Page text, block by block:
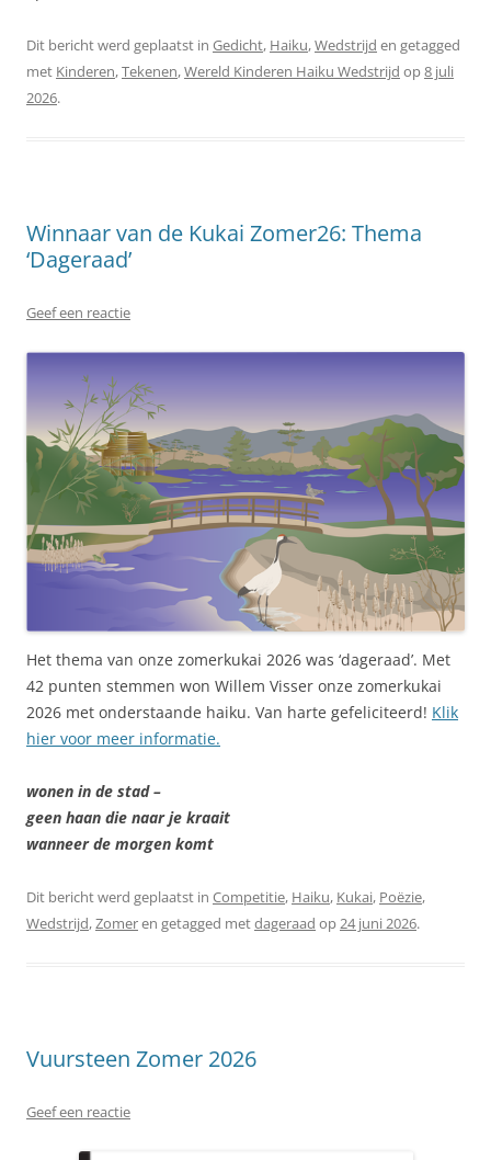
Dit bericht werd geplaatst in Gedicht, Haiku,Wedstrijd en getagged
met Kinderen,Tekenen,Wereld Kinderen Haiku Wedstrijd op8 juli
2026.
Winnaar van de Kukai Zomer26: Thema
‘Dageraad’
Geef een reactie
Het thema van onze zomerkukai 2026 was ‘dageraad’. Met
42 punten stemmen won Willem Visser onze zomerkukai
2026 met onderstaande haiku. Van harte gefeliciteerd! Klik
hier voor meer informatie.
wonen in de stad –
geen haan die naar je kraait
wanneer de morgen komt
Dit bericht werd geplaatst in Competitie, Haiku, Kukai, Poëzie,
Wedstrijd,Zomeren getagged metdageraad op24 juni 2026.
Vuursteen Zomer 2026
Geef een reactie